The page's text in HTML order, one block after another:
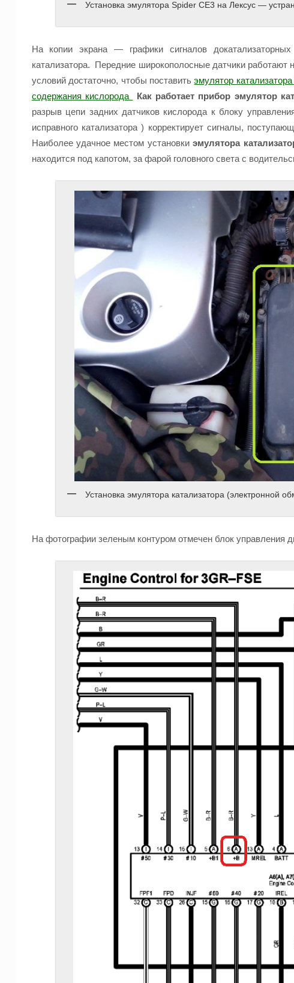
Установка эмулятора Spider CE3 на Лексус —
На копии экрана — графики сигналов
катализатора. Передние широкополосные датчики работают
условий достаточно, чтобы поставитьэмулятор
содержания кислорода
Как работает прибор эмулятор
разрыв цепи задних датчиков кислорода к блоку
исправного катализатора ) корректирует сигналы,
Наиболее удачное местом установкиэмулятора
находится под капотом, за фарой головного света с
Установка эмулятора катализатора (электронной
На фотографии зеленым контуром отмечен блок управления